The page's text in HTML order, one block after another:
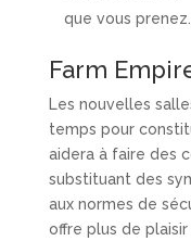
que vous prenez.
Farm
Les nouvelles
temps pour
aidera à faire des
substituant des
aux normes de
offre plus de